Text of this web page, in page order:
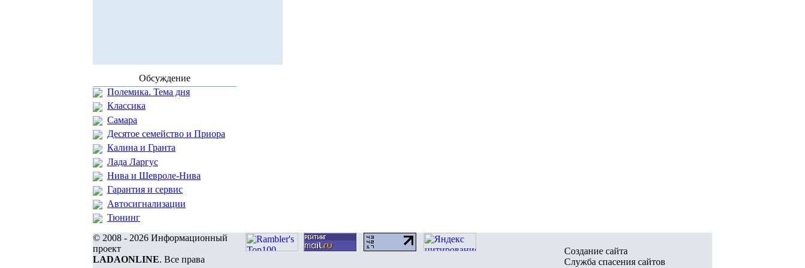
Обсуждение
Полемика. Тема дня
Классика
Самара
Десятое семейство и Приора
Калина и Гранта
Лада Ларгус
Нива и Шевроле-Нива
Гарантия и сервис
Автосигнализации
Тюнинг
© 2008 - 2026 Информационный
проект
LADAONLINE. Все права
Создание сайта
Служба спасения сайтов